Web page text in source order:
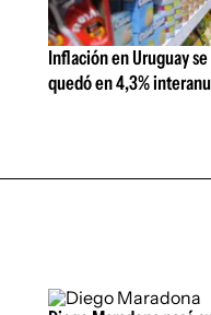
Inflación en Uruguay
quedó en 4,3%